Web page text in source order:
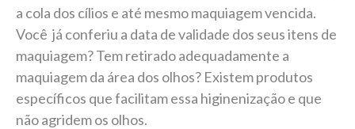
a cola dos cílios e até mesmo maquiagem vencida.
Você já conferiu a data de validade dos seus itens de
maquiagem? Tem retirado adequadamente a
maquiagem da área dos olhos? Existem produtos
específicos que facilitam essa higinenização e que
não agridem os olhos.